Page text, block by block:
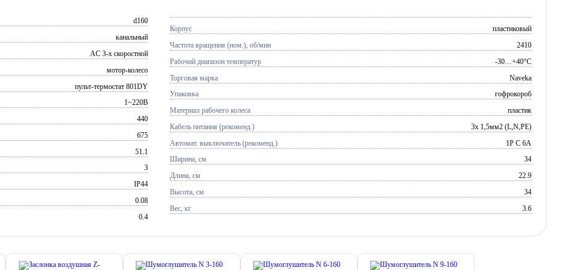
d160
канальный
AC 3-х скоростной
мотор-колесо
пульт-термостат 801DY
1~220В
440
675
51.1
3
IP44
0.08
0.4
Корпус пластиковый
Частота вращения (ном.), об/мин 2410
Рабочий диапазон температур -30…+40°C
Торговая марка Naveka
Упаковка гофрокороб
Материал рабочего колеса пластик
Кабель питания (рекоменд.) 3х 1,5мм2 (L,N,PE)
Автомат. выключатель (рекоменд.) 1P C 6A
Ширина, см 34
Длина, см 22.9
Высота, см 34
Вес, кг 3.6